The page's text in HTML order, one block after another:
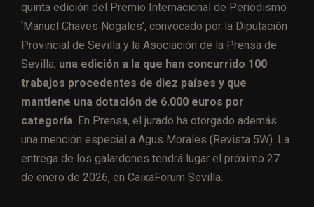
quinta edición del Premio Internacional de Periodismo
‘Manuel Chaves Nogales’, convocado por la Diputación
Provincial de Sevilla y la Asociación de la Prensa de
Sevilla, una edición a la que han concurrido 100
trabajos procedentes de diez países y que
mantiene una dotación de 6.000 euros por
categoría. En Prensa, el jurado ha otorgado además
una mención especial a Agus Morales (Revista 5W). La
entrega de los galardones tendrá lugar el próximo 27
de enero de 2026, en CaixaForum Sevilla.